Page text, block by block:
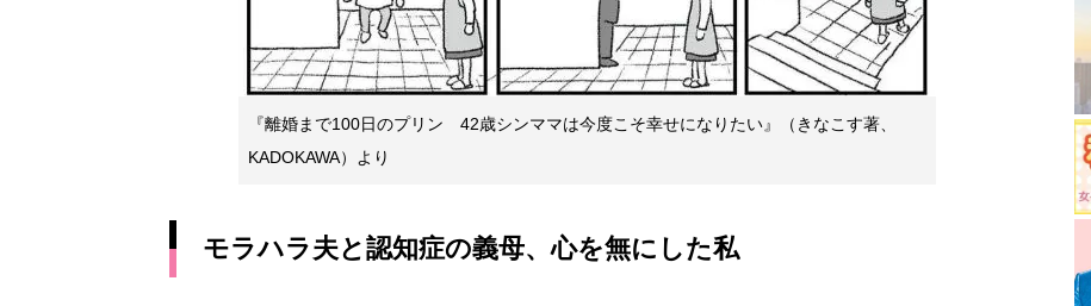
『離婚まで100日のプリン 42歳シンママは今度こそ幸せになりたい』（きなこす著、
KADOKAWA）より
モラハラ夫と認知症の義母、心を無にした私